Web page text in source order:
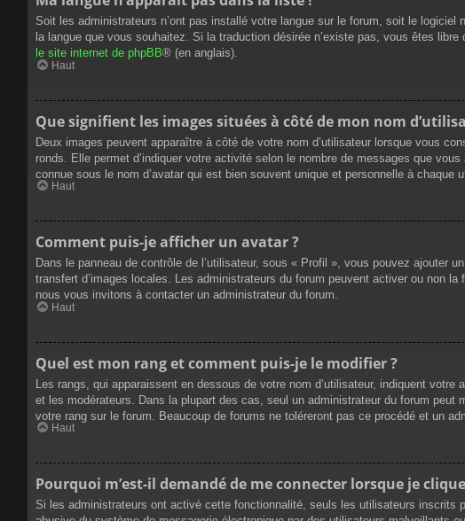
Soit les administrateurs n’ont pas installé votre langue sur le forum, soit le
la langue que vous souhaitez. Si la traduction désirée n’existe pas, vous êtes
le site internet de phpBB® (en anglais).
Haut
Que signifient les images situées à côté de mon nom
Deux images peuvent apparaître à côté de votre nom d’utilisateur lorsque vous
ronds. Elle permet d’indiquer votre activité selon le nombre de messages que
connue sous le nom d’avatar qui est bien souvent unique et personnelle à chaque
Haut
Comment puis-je afficher un avatar ?
Dans le panneau de contrôle de l’utilisateur, sous « Profil », vous pouvez ajouter
transfert d’images locales. Les administrateurs du forum peuvent activer ou non
nous vous invitons à contacter un administrateur du forum.
Haut
Quel est mon rang et comment puis-je le modifier ?
Les rangs, qui apparaissent en dessous de votre nom d’utilisateur, indiquent
et les modérateurs. Dans la plupart des cas, seul un administrateur du forum
votre rang sur le forum. Beaucoup de forums ne toléreront pas ce procédé et un
Haut
Pourquoi m’est-il demandé de me connecter lorsque je
Si les administrateurs ont activé cette fonctionnalité, seuls les utilisateurs inscrits